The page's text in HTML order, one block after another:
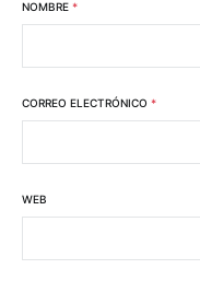
NOMBRE *
CORREO ELECTRÓNICO *
WEB